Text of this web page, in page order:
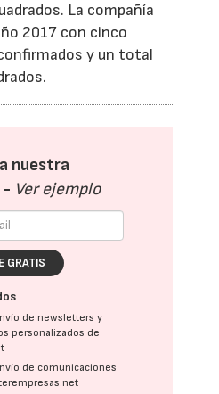
La compañía
2017 con cinco
y un total
nuestra
- Ver ejemplo
GRATIS
de newsletters y
personalizados de
de comunicaciones